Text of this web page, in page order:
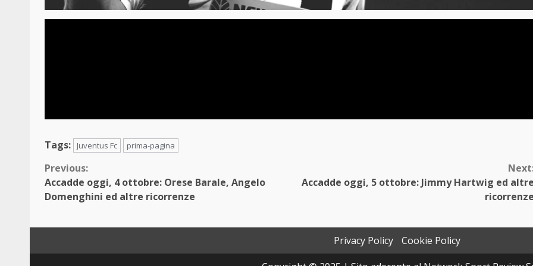
Tags: Juventus Fc prima-pagina
Continue
Reading
Previous:
Accadde oggi, 4 ottobre: Orese Barale, Angelo
Domenghini ed altre ricorrenze
Accadde oggi, 5 ottobre: Jimmy Hartwig ed altre
ricorrenze
Privacy Policy
Cookie Policy